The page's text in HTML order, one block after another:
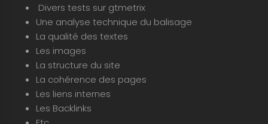
Divers tests sur gtmetrix
Une analyse technique du balisage
La qualité des textes
Les images
La structure du site
La cohérence des pages
Les liens internes
Les Backlinks